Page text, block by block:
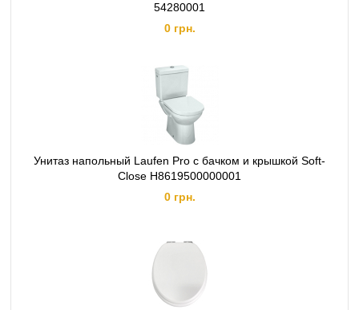
54280001
0 грн.
Унитаз напольный Laufen Pro c бачком и крышкой Soft-
Close H8619500000001
0 грн.